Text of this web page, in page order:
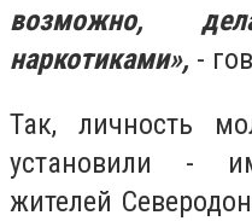
возможно,
наркотиками», -
Так, личность
установили -
жителей